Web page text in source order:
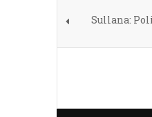
Sullana: